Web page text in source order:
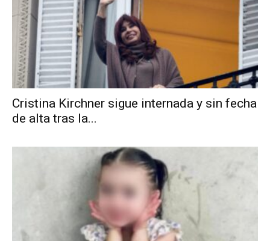
Cristina Kirchner sigue internada y sin fecha
de alta tras la...